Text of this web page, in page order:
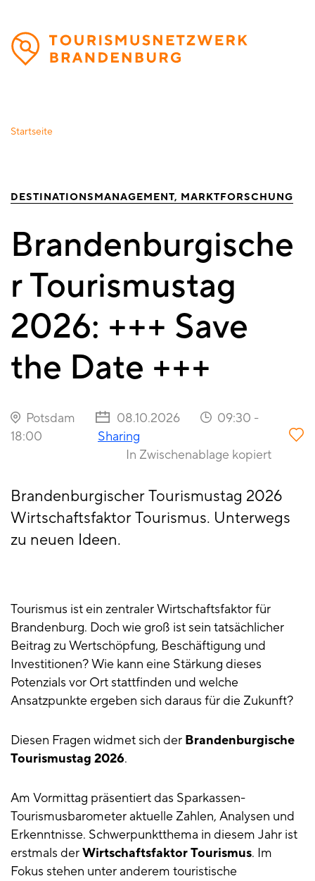
Direkt
zum
Inhalt
Startseite
DESTINATIONSMANAGEMENT MARKTFORSCHUNG
Brandenburgische
r Tourismustag
2026: +++ Save
the Date +++
Potsdam 08.10.2026 09:30 -
18:00
Sharing
In Zwischenablage kopiert
Brandenburgischer Tourismustag 2026
Wirtschaftsfaktor Tourismus. Unterwegs
zu neuen Ideen.
Tourismus ist ein zentraler Wirtschaftsfaktor für
Brandenburg. Doch wie groß ist sein tatsächlicher
Beitrag zu Wertschöpfung, Beschäftigung und
Investitionen? Wie kann eine Stärkung dieses
Potenzials vor Ort stattfinden und welche
Ansatzpunkte ergeben sich daraus für die Zukunft?
Diesen Fragen widmet sich der Brandenburgische
Tourismustag 2026.
Am Vormittag präsentiert das Sparkassen-
Tourismusbarometer aktuelle Zahlen, Analysen und
Erkenntnisse. Schwerpunktthema in diesem Jahr ist
erstmals derWirtschaftsfaktor Tourismus. Im
Fokus stehen unter anderem touristische